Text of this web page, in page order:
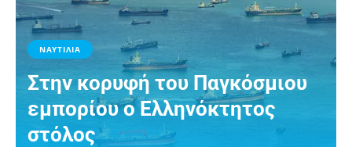
ΝΑΥΤΙΛΙΑ
Στην κορυφή του Παγκόσμιου
εμπορίου ο Ελληνόκτητος
στόλος